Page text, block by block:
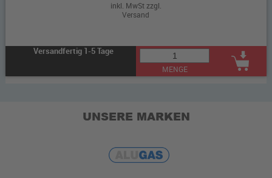
inkl. MwSt zzgl.
Versand
Versandfertig 1-5 Tage
MENGE
UNSERE MARKEN